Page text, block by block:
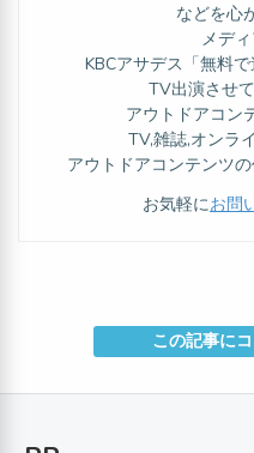
などを心
メデ
KBCアサデス「無料
TV出演させ
アウトドアコン
TV,雑誌,オンラ
アウトドアコンテンツ
お気軽にお問
この記事に